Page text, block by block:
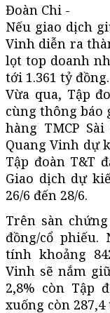
Đoàn Chi -
Nếu giao dịch
Vinh diễn ra
lọt top doanh
tới 1.361 tỷ đồng.
Vừa qua, Tập
cùng thông báo
hàng TMCP
Quang Vinh dự
Tập đoàn T&T
Giao dịch dự
26/6 đến 28/6.
Trên sàn
đồng/cổ
tính khoảng
Vinh sẽ nắm
2,8% còn Tập
xuống còn